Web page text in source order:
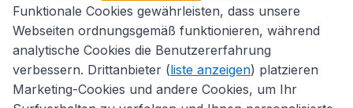
Funktionale Cookies gewährleisten, dass unsere
Webseiten ordnungsgemäß funktionieren, während
analytische Cookies die Benutzererfahrung
verbessern. Drittanbieter (liste anzeigen) platzieren
Marketing-Cookies und andere Cookies, um Ihr